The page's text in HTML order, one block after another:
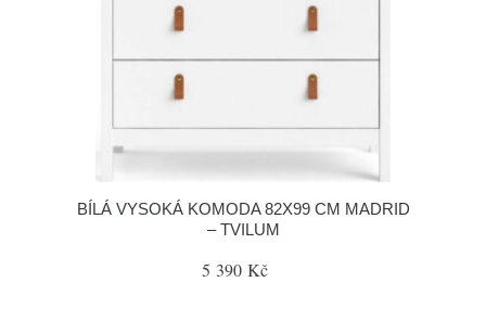
BÍLÁ VYSOKÁ KOMODA 82X99 CM MADRID
– TVILUM
5 390 Kč